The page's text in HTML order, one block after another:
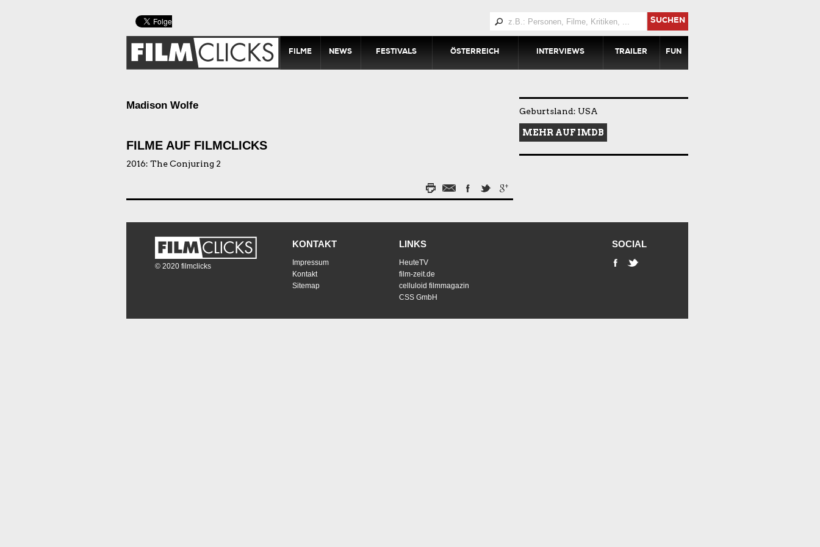
SUCHEN
FILME NEWS FESTIVALS ÖSTERREICH INTERVIEWS TRAILER FUN
Madison Wolfe
FILME AUF FILMCLICKS
2016: The Conjuring 2
Geburtsland: USA
MEHR AUF IMDB
© 2020 filmclicks
KONTAKT
Impressum
Kontakt
Sitemap
LINKS
HeuteTV
film-zeit.de
celluloid filmmagazin
CSS GmbH
SOCIAL